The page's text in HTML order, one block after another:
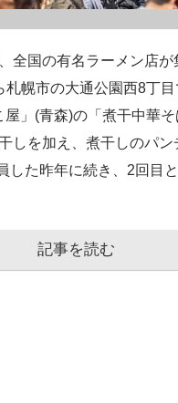
全国の有名ラーメン店
札幌市の大通公園西8丁
」(青森)の「煮干中華
しを加え、煮干しのパ
た昨年に続き、2回目
記事を読む